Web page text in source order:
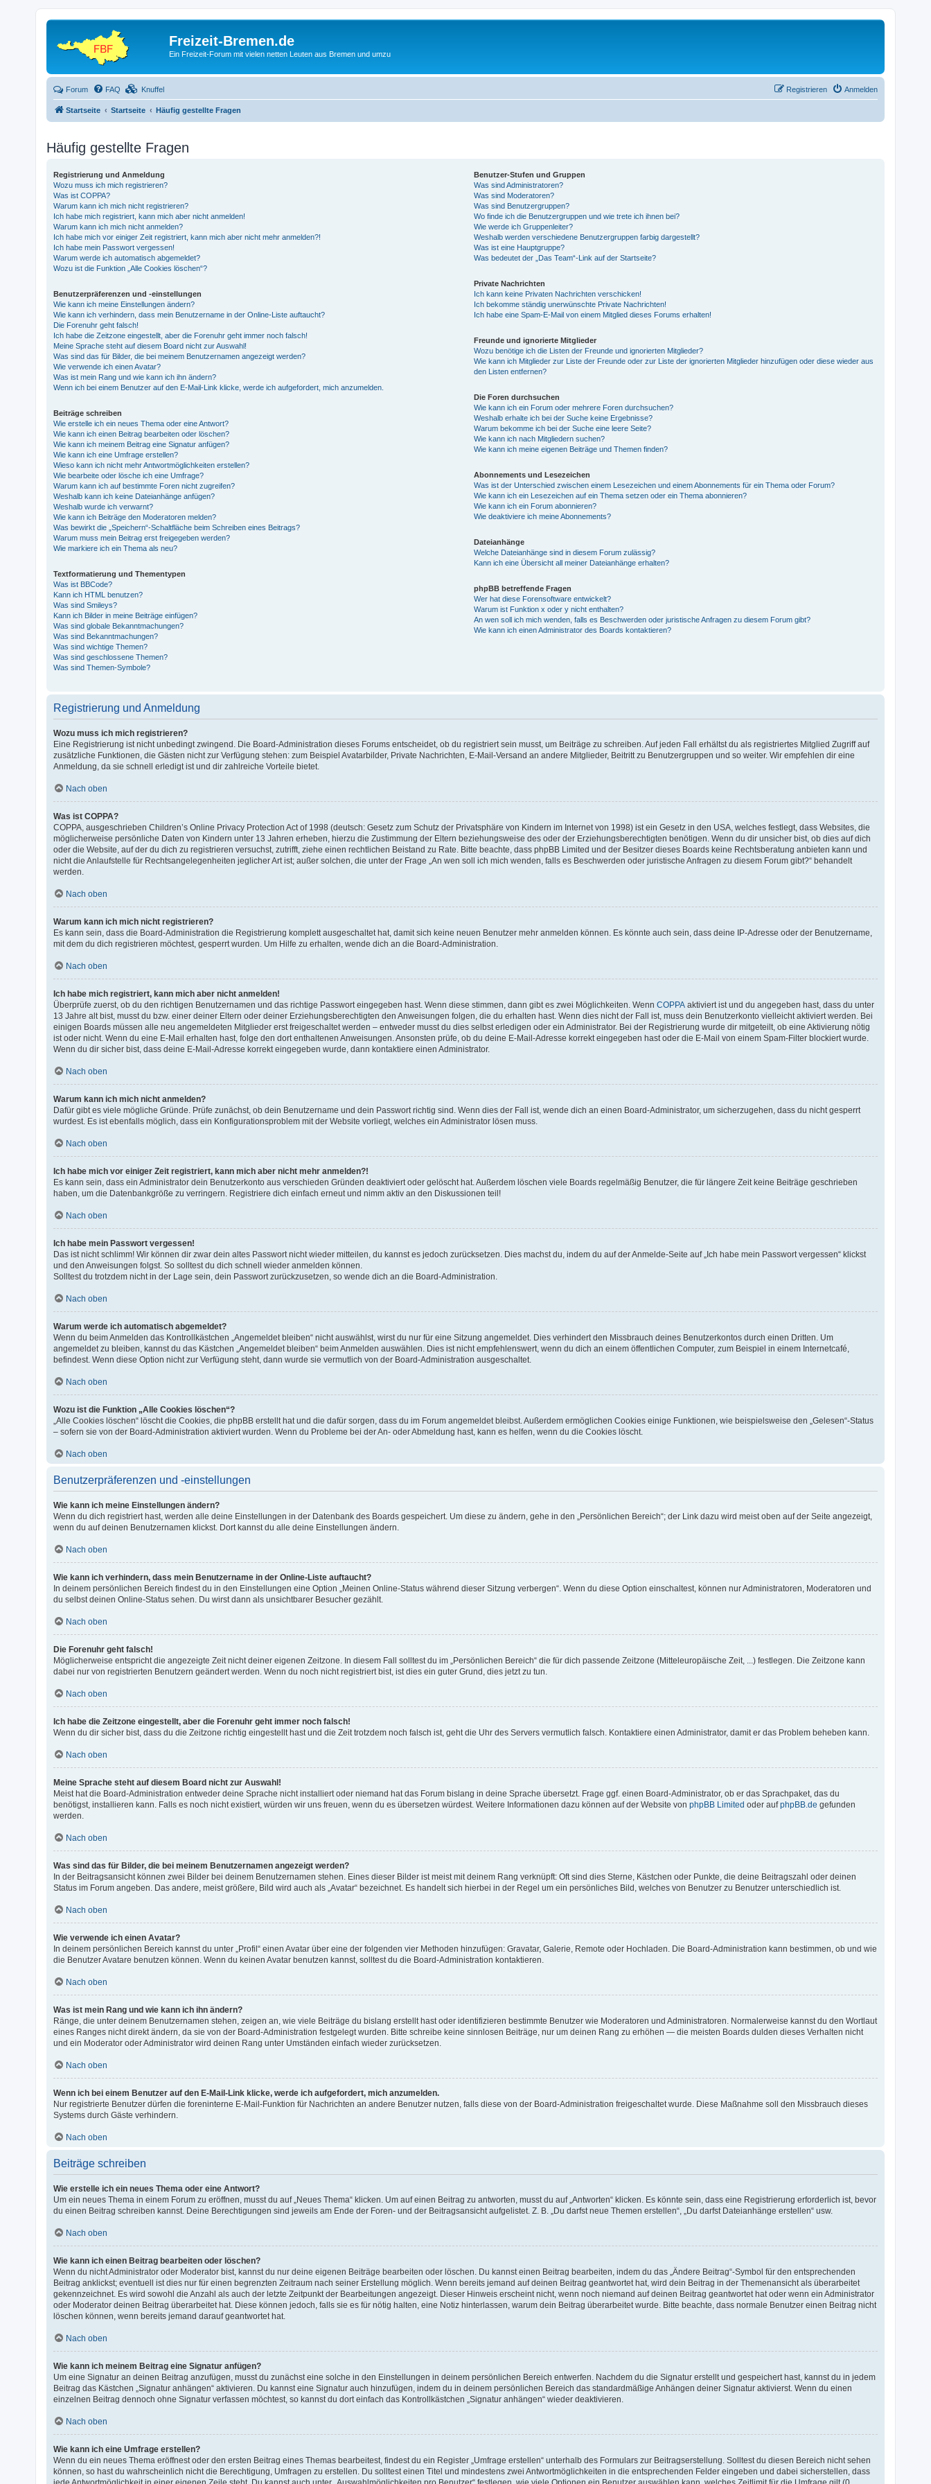
Freizeit-Bremen.de
Ein Freizeit-Forum mit vielen netten Leuten aus Bremen und umzu
Forum FAQ Knuffel Anmelden
Registrieren
Startseite Startseite Häufig gestellte Fragen
Häufig gestellte Fragen
Registrierung und Anmeldung
Wozu muss ich mich registrieren?
Was ist COPPA?
Warum kann ich mich nicht registrieren?
Ich habe mich registriert, kann mich aber nicht anmelden!
Warum kann ich mich nicht anmelden?
Ich habe mich vor einiger Zeit registriert, kann mich aber nicht mehr anmelden?!
Ich habe mein Passwort vergessen!
Warum werde ich automatisch abgemeldet?
Wozu ist die Funktion „Alle Cookies löschen“?
Benutzerpräferenzen und -einstellungen
Wie kann ich meine Einstellungen ändern?
Wie kann ich verhindern, dass mein Benutzername in der Online-Liste auftaucht?
Die Forenuhr geht falsch!
Ich habe die Zeitzone eingestellt, aber die Forenuhr geht immer noch falsch!
Meine Sprache steht auf diesem Board nicht zur Auswahl!
Was sind das für Bilder, die bei meinem Benutzernamen angezeigt werden?
Wie verwende ich einen Avatar?
Was ist mein Rang und wie kann ich ihn ändern?
Wenn ich bei einem Benutzer auf den E-Mail-Link klicke, werde ich aufgefordert, mich anzumelden.
Beiträge schreiben
Wie erstelle ich ein neues Thema oder eine Antwort?
Wie kann ich einen Beitrag bearbeiten oder löschen?
Wie kann ich meinem Beitrag eine Signatur anfügen?
Wie kann ich eine Umfrage erstellen?
Wieso kann ich nicht mehr Antwortmöglichkeiten erstellen?
Wie bearbeite oder lösche ich eine Umfrage?
Warum kann ich auf bestimmte Foren nicht zugreifen?
Weshalb kann ich keine Dateianhänge anfügen?
Weshalb wurde ich verwarnt?
Wie kann ich Beiträge den Moderatoren melden?
Was bewirkt die „Speichern“-Schaltfläche beim Schreiben eines Beitrags?
Warum muss mein Beitrag erst freigegeben werden?
Wie markiere ich ein Thema als neu?
Textformatierung und Thementypen
Was ist BBCode?
Kann ich HTML benutzen?
Was sind Smileys?
Kann ich Bilder in meine Beiträge einfügen?
Was sind globale Bekanntmachungen?
Was sind Bekanntmachungen?
Was sind wichtige Themen?
Was sind geschlossene Themen?
Was sind Themen-Symbole?
Benutzer-Stufen und Gruppen
Was sind Administratoren?
Was sind Moderatoren?
Was sind Benutzergruppen?
Wo finde ich die Benutzergruppen und wie trete ich ihnen bei?
Wie werde ich Gruppenleiter?
Weshalb werden verschiedene Benutzergruppen farbig dargestellt?
Was ist eine Hauptgruppe?
Was bedeutet der „Das Team“-Link auf der Startseite?
Private Nachrichten
Ich kann keine Privaten Nachrichten verschicken!
Ich bekomme ständig unerwünschte Private Nachrichten!
Ich habe eine Spam-E-Mail von einem Mitglied dieses Forums erhalten!
Freunde und ignorierte Mitglieder
Wozu benötige ich die Listen der Freunde und ignorierten Mitglieder?
Wie kann ich Mitglieder zur Liste der Freunde oder zur Liste der ignorierten Mitglieder hinzufügen oder diese wieder aus
den Listen entfernen?
Die Foren durchsuchen
Wie kann ich ein Forum oder mehrere Foren durchsuchen?
Weshalb erhalte ich bei der Suche keine Ergebnisse?
Warum bekomme ich bei der Suche eine leere Seite?
Wie kann ich nach Mitgliedern suchen?
Wie kann ich meine eigenen Beiträge und Themen finden?
Abonnements und Lesezeichen
Was ist der Unterschied zwischen einem Lesezeichen und einem Abonnements für ein Thema oder Forum?
Wie kann ich ein Lesezeichen auf ein Thema setzen oder ein Thema abonnieren?
Wie kann ich ein Forum abonnieren?
Wie deaktiviere ich meine Abonnements?
Dateianhänge
Welche Dateianhänge sind in diesem Forum zulässig?
Kann ich eine Übersicht all meiner Dateianhänge erhalten?
phpBB betreffende Fragen
Wer hat diese Forensoftware entwickelt?
Warum ist Funktion x oder y nicht enthalten?
An wen soll ich mich wenden, falls es Beschwerden oder juristische Anfragen zu diesem Forum gibt?
Wie kann ich einen Administrator des Boards kontaktieren?
Registrierung und Anmeldung
Wozu muss ich mich registrieren?
Eine Registrierung ist nicht unbedingt zwingend. Die Board-Administration dieses Forums entscheidet, ob du registriert sein musst, um Beiträge zu schreiben. Auf jeden Fall erhältst du als registriertes Mitglied Zugriff auf
zusätzliche Funktionen, die Gästen nicht zur Verfügung stehen: zum Beispiel Avatarbilder, Private Nachrichten, E-Mail-Versand an andere Mitglieder, Beitritt zu Benutzergruppen und so weiter. Wir empfehlen dir eine
Anmeldung, da sie schnell erledigt ist und dir zahlreiche Vorteile bietet.
Nach oben
Was ist COPPA?
COPPA, ausgeschrieben Children’s Online Privacy Protection Act of 1998 (deutsch: Gesetz zum Schutz der Privatsphäre von Kindern im Internet von 1998) ist ein Gesetz in den USA, welches festlegt, dass Websites, die
möglicherweise persönliche Daten von Kindern unter 13 Jahren erheben, hierzu die Zustimmung der Eltern beziehungsweise des oder der Erziehungsberechtigten benötigen. Wenn du dir unsicher bist, ob dies auf dich
oder die Website, auf der du dich zu registrieren versuchst, zutrifft, ziehe einen rechtlichen Beistand zu Rate. Bitte beachte, dass phpBB Limited und der Besitzer dieses Boards keine Rechtsberatung anbieten kann und
nicht die Anlaufstelle für Rechtsangelegenheiten jeglicher Art ist; außer solchen, die unter der Frage „An wen soll ich mich wenden, falls es Beschwerden oder juristische Anfragen zu diesem Forum gibt?“ behandelt
werden.
Nach oben
Warum kann ich mich nicht registrieren?
Es kann sein, dass die Board-Administration die Registrierung komplett ausgeschaltet hat, damit sich keine neuen Benutzer mehr anmelden können. Es könnte auch sein, dass deine IP-Adresse oder der Benutzername,
mit dem du dich registrieren möchtest, gesperrt wurden. Um Hilfe zu erhalten, wende dich an die Board-Administration.
Nach oben
Ich habe mich registriert, kann mich aber nicht anmelden!
Überprüfe zuerst, ob du den richtigen Benutzernamen und das richtige Passwort eingegeben hast. Wenn diese stimmen, dann gibt es zwei Möglichkeiten. WennCOPPA aktiviert ist und du angegeben hast, dass du unter
13 Jahre alt bist, musst du bzw. einer deiner Eltern oder deiner Erziehungsberechtigten den Anweisungen folgen, die du erhalten hast. Wenn dies nicht der Fall ist, muss dein Benutzerkonto vielleicht aktiviert werden. Bei
einigen Boards müssen alle neu angemeldeten Mitglieder erst freigeschaltet werden – entweder musst du dies selbst erledigen oder ein Administrator. Bei der Registrierung wurde dir mitgeteilt, ob eine Aktivierung nötig
ist oder nicht. Wenn du eine E-Mail erhalten hast, folge den dort enthaltenen Anweisungen. Ansonsten prüfe, ob du deine E-Mail-Adresse korrekt eingegeben hast oder die E-Mail von einem Spam-Filter blockiert wurde.
Wenn du dir sicher bist, dass deine E-Mail-Adresse korrekt eingegeben wurde, dann kontaktiere einen Administrator.
Nach oben
Warum kann ich mich nicht anmelden?
Dafür gibt es viele mögliche Gründe. Prüfe zunächst, ob dein Benutzername und dein Passwort richtig sind. Wenn dies der Fall ist, wende dich an einen Board-Administrator, um sicherzugehen, dass du nicht gesperrt
wurdest. Es ist ebenfalls möglich, dass ein Konfigurationsproblem mit der Website vorliegt, welches ein Administrator lösen muss.
Nach oben
Ich habe mich vor einiger Zeit registriert, kann mich aber nicht mehr anmelden?!
Es kann sein, dass ein Administrator dein Benutzerkonto aus verschieden Gründen deaktiviert oder gelöscht hat. Außerdem löschen viele Boards regelmäßig Benutzer, die für längere Zeit keine Beiträge geschrieben
haben, um die Datenbankgröße zu verringern. Registriere dich einfach erneut und nimm aktiv an den Diskussionen teil!
Nach oben
Ich habe mein Passwort vergessen!
Das ist nicht schlimm! Wir können dir zwar dein altes Passwort nicht wieder mitteilen, du kannst es jedoch zurücksetzen. Dies machst du, indem du auf der Anmelde-Seite auf „Ich habe mein Passwort vergessen“ klickst
und den Anweisungen folgst. So solltest du dich schnell wieder anmelden können.
Solltest du trotzdem nicht in der Lage sein, dein Passwort zurückzusetzen, so wende dich an die Board-Administration.
Nach oben
Warum werde ich automatisch abgemeldet?
Wenn du beim Anmelden das Kontrollkästchen „Angemeldet bleiben“ nicht auswählst, wirst du nur für eine Sitzung angemeldet. Dies verhindert den Missbrauch deines Benutzerkontos durch einen Dritten. Um
angemeldet zu bleiben, kannst du das Kästchen „Angemeldet bleiben“ beim Anmelden auswählen. Dies ist nicht empfehlenswert, wenn du dich an einem öffentlichen Computer, zum Beispiel in einem Internetcafé,
befindest. Wenn diese Option nicht zur Verfügung steht, dann wurde sie vermutlich von der Board-Administration ausgeschaltet.
Nach oben
Wozu ist die Funktion „Alle Cookies löschen“?
„Alle Cookies löschen“ löscht die Cookies, die phpBB erstellt hat und die dafür sorgen, dass du im Forum angemeldet bleibst. Außerdem ermöglichen Cookies einige Funktionen, wie beispielsweise den „Gelesen“-Status
– sofern sie von der Board-Administration aktiviert wurden. Wenn du Probleme bei der An- oder Abmeldung hast, kann es helfen, wenn du die Cookies löscht.
Nach oben
Benutzerpräferenzen und -einstellungen
Wie kann ich meine Einstellungen ändern?
Wenn du dich registriert hast, werden alle deine Einstellungen in der Datenbank des Boards gespeichert. Um diese zu ändern, gehe in den „Persönlichen Bereich“; der Link dazu wird meist oben auf der Seite angezeigt,
wenn du auf deinen Benutzernamen klickst. Dort kannst du alle deine Einstellungen ändern.
Nach oben
Wie kann ich verhindern, dass mein Benutzername in der Online-Liste auftaucht?
In deinem persönlichen Bereich findest du in den Einstellungen eine Option „Meinen Online-Status während dieser Sitzung verbergen“. Wenn du diese Option einschaltest, können nur Administratoren, Moderatoren und
du selbst deinen Online-Status sehen. Du wirst dann als unsichtbarer Besucher gezählt.
Nach oben
Die Forenuhr geht falsch!
Möglicherweise entspricht die angezeigte Zeit nicht deiner eigenen Zeitzone. In diesem Fall solltest du im „Persönlichen Bereich“ die für dich passende Zeitzone (Mitteleuropäische Zeit, ...) festlegen. Die Zeitzone kann
dabei nur von registrierten Benutzern geändert werden. Wenn du noch nicht registriert bist, ist dies ein guter Grund, dies jetzt zu tun.
Nach oben
Ich habe die Zeitzone eingestellt, aber die Forenuhr geht immer noch falsch!
Wenn du dir sicher bist, dass du die Zeitzone richtig eingestellt hast und die Zeit trotzdem noch falsch ist, geht die Uhr des Servers vermutlich falsch. Kontaktiere einen Administrator, damit er das Problem beheben kann.
Nach oben
Meine Sprache steht auf diesem Board nicht zur Auswahl!
Meist hat die Board-Administration entweder deine Sprache nicht installiert oder niemand hat das Forum bislang in deine Sprache übersetzt. Frage ggf. einen Board-Administrator, ob er das Sprachpaket, das du
benötigst, installieren kann. Falls es noch nicht existiert, würden wir uns freuen, wenn du es übersetzen würdest. Weitere Informationen dazu können auf der Website vonphpBB Limited oder aufphpBB.de gefunden
werden.
Nach oben
Was sind das für Bilder, die bei meinem Benutzernamen angezeigt werden?
In der Beitragsansicht können zwei Bilder bei deinem Benutzernamen stehen. Eines dieser Bilder ist meist mit deinem Rang verknüpft: Oft sind dies Sterne, Kästchen oder Punkte, die deine Beitragszahl oder deinen
Status im Forum angeben. Das andere, meist größere, Bild wird auch als „Avatar“ bezeichnet. Es handelt sich hierbei in der Regel um ein persönliches Bild, welches von Benutzer zu Benutzer unterschiedlich ist.
Nach oben
Wie verwende ich einen Avatar?
In deinem persönlichen Bereich kannst du unter „Profil“ einen Avatar über eine der folgenden vier Methoden hinzufügen: Gravatar, Galerie, Remote oder Hochladen. Die Board-Administration kann bestimmen, ob und wie
die Benutzer Avatare benutzen können. Wenn du keinen Avatar benutzen kannst, solltest du die Board-Administration kontaktieren.
Nach oben
Was ist mein Rang und wie kann ich ihn ändern?
Ränge, die unter deinem Benutzernamen stehen, zeigen an, wie viele Beiträge du bislang erstellt hast oder identifizieren bestimmte Benutzer wie Moderatoren und Administratoren. Normalerweise kannst du den Wortlaut
eines Ranges nicht direkt ändern, da sie von der Board-Administration festgelegt wurden. Bitte schreibe keine sinnlosen Beiträge, nur um deinen Rang zu erhöhen — die meisten Boards dulden dieses Verhalten nicht
und ein Moderator oder Administrator wird deinen Rang unter Umständen einfach wieder zurücksetzen.
Nach oben
Wenn ich bei einem Benutzer auf den E-Mail-Link klicke, werde ich aufgefordert, mich anzumelden.
Nur registrierte Benutzer dürfen die foreninterne E-Mail-Funktion für Nachrichten an andere Benutzer nutzen, falls diese von der Board-Administration freigeschaltet wurde. Diese Maßnahme soll den Missbrauch dieses
Systems durch Gäste verhindern.
Nach oben
Beiträge schreiben
Wie erstelle ich ein neues Thema oder eine Antwort?
Um ein neues Thema in einem Forum zu eröffnen, musst du auf „Neues Thema“ klicken. Um auf einen Beitrag zu antworten, musst du auf „Antworten“ klicken. Es könnte sein, dass eine Registrierung erforderlich ist, bevor
du einen Beitrag schreiben kannst. Deine Berechtigungen sind jeweils am Ende der Foren- und der Beitragsansicht aufgelistet. Z. B. „Du darfst neue Themen erstellen“, „Du darfst Dateianhänge erstellen“ usw.
Nach oben
Wie kann ich einen Beitrag bearbeiten oder löschen?
Wenn du nicht Administrator oder Moderator bist, kannst du nur deine eigenen Beiträge bearbeiten oder löschen. Du kannst einen Beitrag bearbeiten, indem du das „Ändere Beitrag“-Symbol für den entsprechenden
Beitrag anklickst; eventuell ist dies nur für einen begrenzten Zeitraum nach seiner Erstellung möglich. Wenn bereits jemand auf deinen Beitrag geantwortet hat, wird dein Beitrag in der Themenansicht als überarbeitet
gekennzeichnet. Es wird sowohl die Anzahl als auch der letzte Zeitpunkt der Bearbeitungen angezeigt. Dieser Hinweis erscheint nicht, wenn noch niemand auf deinen Beitrag geantwortet hat oder wenn ein Administrator
oder Moderator deinen Beitrag überarbeitet hat. Diese können jedoch, falls sie es für nötig halten, eine Notiz hinterlassen, warum dein Beitrag überarbeitet wurde. Bitte beachte, dass normale Benutzer einen Beitrag nicht
löschen können, wenn bereits jemand darauf geantwortet hat.
Nach oben
Wie kann ich meinem Beitrag eine Signatur anfügen?
Um eine Signatur an deinen Beitrag anzufügen, musst du zunächst eine solche in den Einstellungen in deinem persönlichen Bereich entwerfen. Nachdem du die Signatur erstellt und gespeichert hast, kannst du in jedem
Beitrag das Kästchen „Signatur anhängen“ aktivieren. Du kannst eine Signatur auch hinzufügen, indem du in deinem persönlichen Bereich das standardmäßige Anhängen deiner Signatur aktivierst. Wenn du einen
einzelnen Beitrag dennoch ohne Signatur verfassen möchtest, so kannst du dort einfach das Kontrollkästchen „Signatur anhängen“ wieder deaktivieren.
Nach oben
Wie kann ich eine Umfrage erstellen?
Wenn du ein neues Thema eröffnest oder den ersten Beitrag eines Themas bearbeitest, findest du ein Register „Umfrage erstellen“ unterhalb des Formulars zur Beitragserstellung. Solltest du diesen Bereich nicht sehen
können, so hast du wahrscheinlich nicht die Berechtigung, Umfragen zu erstellen. Du solltest einen Titel und mindestens zwei Antwortmöglichkeiten in die entsprechenden Felder eingeben und dabei sicherstellen, dass